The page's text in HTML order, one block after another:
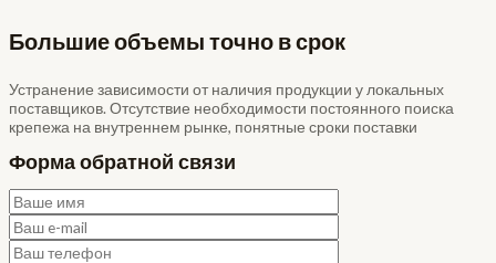
Большие объемы точно в срок
Устранение зависимости от наличия продукции у локальных
поставщиков. Отсутствие необходимости постоянного поиска
крепежа на внутреннем рынке, понятные сроки поставки
Форма обратной связи